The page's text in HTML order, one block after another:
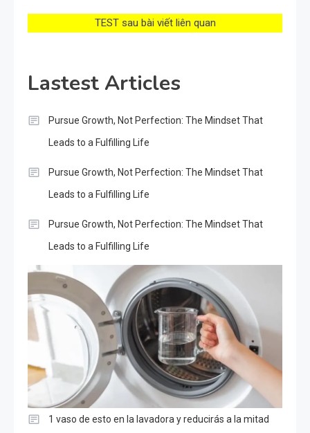
TEST sau bài viết liên quan
Lastest Articles
Pursue Growth, Not Perfection: The Mindset That
Leads to a Fulfilling Life
Pursue Growth, Not Perfection: The Mindset That
Leads to a Fulfilling Life
Pursue Growth, Not Perfection: The Mindset That
Leads to a Fulfilling Life
1 vaso de esto en la lavadora y reducirás a la mitad